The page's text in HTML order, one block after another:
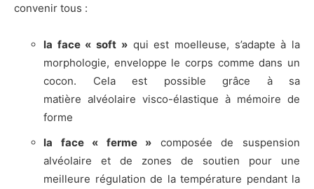
convenir tous :
la face « soft »qui est moelleuse, s’adapte à la
morphologie, enveloppe le corps comme dans un
cocon. Cela est possible grâce à sa
matière alvéolaire visco-élastique à mémoire de
forme
la face « ferme » composée de suspension
alvéolaire et de zones de soutien pour une
meilleure régulation de la température pendant la